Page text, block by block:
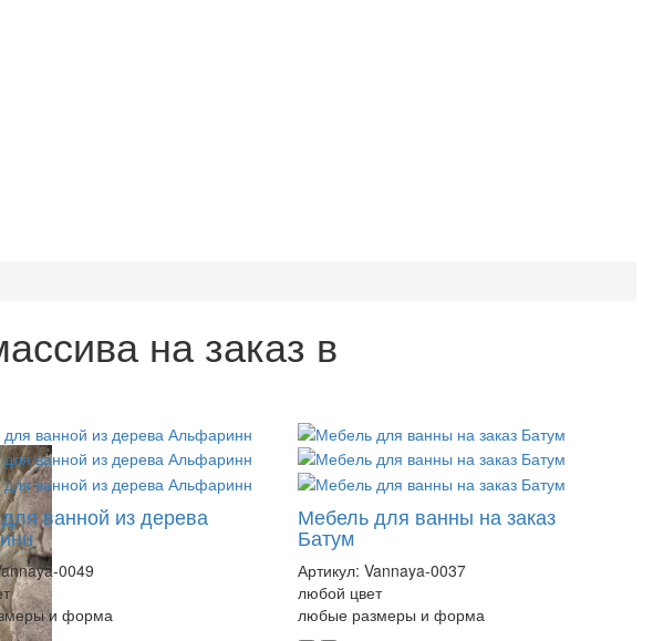
на заказ в
ванной из дерева
0049
и форма
Мебель для ванны на заказ
Батум
Артикул: Vannaya-0037
любой цвет
любые размеры и форма